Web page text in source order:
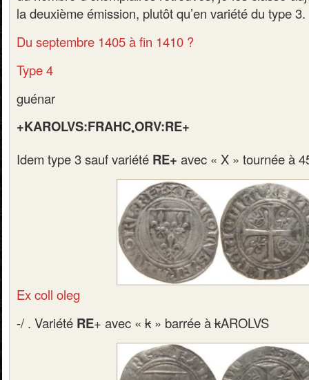
la deuxième émission, plutôt qu’en variété du type 3.
Du septembre 1405 à fin 1410 ?
Type 4
guénar
+KAROLVS:FRAHC•ORV:RE+
Idem type 3 sauf variété RE+ avec « X » tournée à
Ex coll oleg
-/ . Variété RE+ avec « k » barrée àkAROLVS